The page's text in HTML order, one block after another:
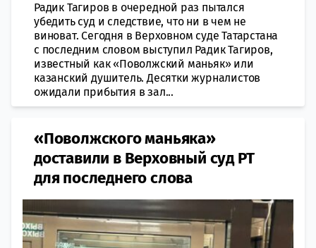
Радик Тагиров в очередной раз пытался
убедить суд и следствие, что ни в чем не
виноват. Сегодня в Верховном суде Татарстана
с последним словом выступил Радик Тагиров,
известный как «Поволжский маньяк» или
казанский душитель. Десятки журналистов
ожидали прибытия в зал...
«Поволжского маньяка»
доставили в Верховный суд РТ
для последнего слова